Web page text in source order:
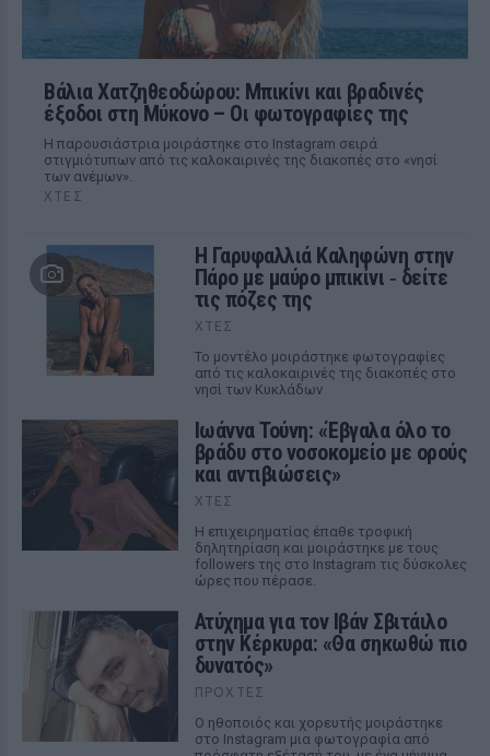
Βάλια Χατζηθεοδώρου: Μπικίνι και βραδινές
έξοδοι στη Μύκονο – Οι φωτογραφίες της
Η παρουσιάστρια μοιράστηκε στο Instagram σειρά
στιγμιότυπων από τις καλοκαιρινές της διακοπές στο «νησί
των ανέμων».
ΧΤΕΣ
Η Γαρυφαλλιά Καληφώνη στην
Πάρο με μαύρο μπικίνι ‑ δείτε
τις πόζες της
ΧΤΕΣ
Το μοντέλο μοιράστηκε φωτογραφίες
από τις καλοκαιρινές της διακοπές στο
νησί των Κυκλάδων
Ιωάννα Τούνη: «Έβγαλα όλο το
βράδυ στο νοσοκομείο με ορούς
και αντιβιώσεις»
ΧΤΕΣ
Η επιχειρηματίας έπαθε τροφική
δηλητηρίαση και μοιράστηκε με τους
followers της στο Instagram τις δύσκολες
ώρες που πέρασε.
Ατύχημα για τον Ιβάν Σβιτάιλο
στην Κέρκυρα: «Θα σηκωθώ πιο
δυνατός»
ΠΡΟΧΤΈΣ
Ο ηθοποιός και χορευτής μοιράστηκε
στο Instagram μια φωτογραφία από